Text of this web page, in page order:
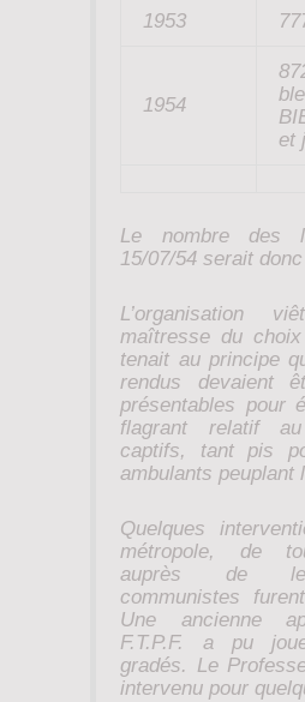
1953
1954
et
Le nombre des
15/07/54 serait
L’organisation
maîtresse du
tenait au principe
rendus devaient
présentables pour
flagrant relatif
captifs, tant pis
ambulants peuplant
Quelques
métropole, de
auprès de
communistes
Une ancienne
F.T.P.F. a pu
gradés. Le
intervenu pour